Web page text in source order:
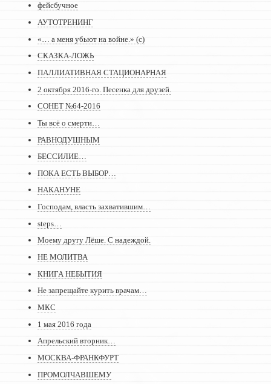
фейсбучное
АУТОТРЕНИНГ
«… а меня убьют на войне.» (с)
СКАЗКА-ЛОЖЬ
ПАЛЛИАТИВНАЯ СТАЦИОНАРНАЯ
2 октября 2016-го. Песенка для друзей.
СОНЕТ №64-2016
Ты всё о смерти…
РАВНОДУШНЫМ
БЕССИЛИЕ…
ПОКА ЕСТЬ ВЫБОР…
НАКАНУНЕ
Господам, власть захватившим…
steps…
Моему другу Лёше. С надеждой.
НЕ МОЛИТВА
КНИГА НЕБЫТИЯ
Не запрещайте курить врачам…
МКС
1 мая 2016 года
Апрельский вторник…
МОСКВА-ФРАНКФУРТ
ПРОМОЛЧАВШЕМУ